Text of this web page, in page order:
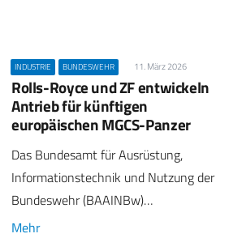
INDUSTRIE BUNDESWEHR 11. März 2026
Rolls-Royce und ZF entwickeln
Antrieb für künftigen
europäischen MGCS-Panzer
Das Bundesamt für Ausrüstung,
Informationstechnik und Nutzung der
Bundeswehr (BAAINBw)…
Mehr